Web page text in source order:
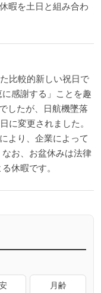
暇を土日と組み合わ
比較的新しい祝日で
感謝する」ことを趣
したが、日航機墜落
に変更されました。
より、企業によって
お、お盆休みは法律
休暇です。
月齢